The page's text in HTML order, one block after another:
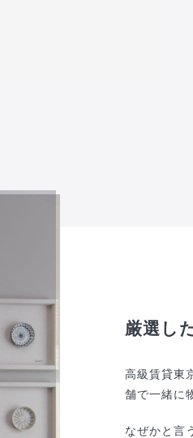
厳選し
高級賃貸東
舗で一緒に
なぜかと言